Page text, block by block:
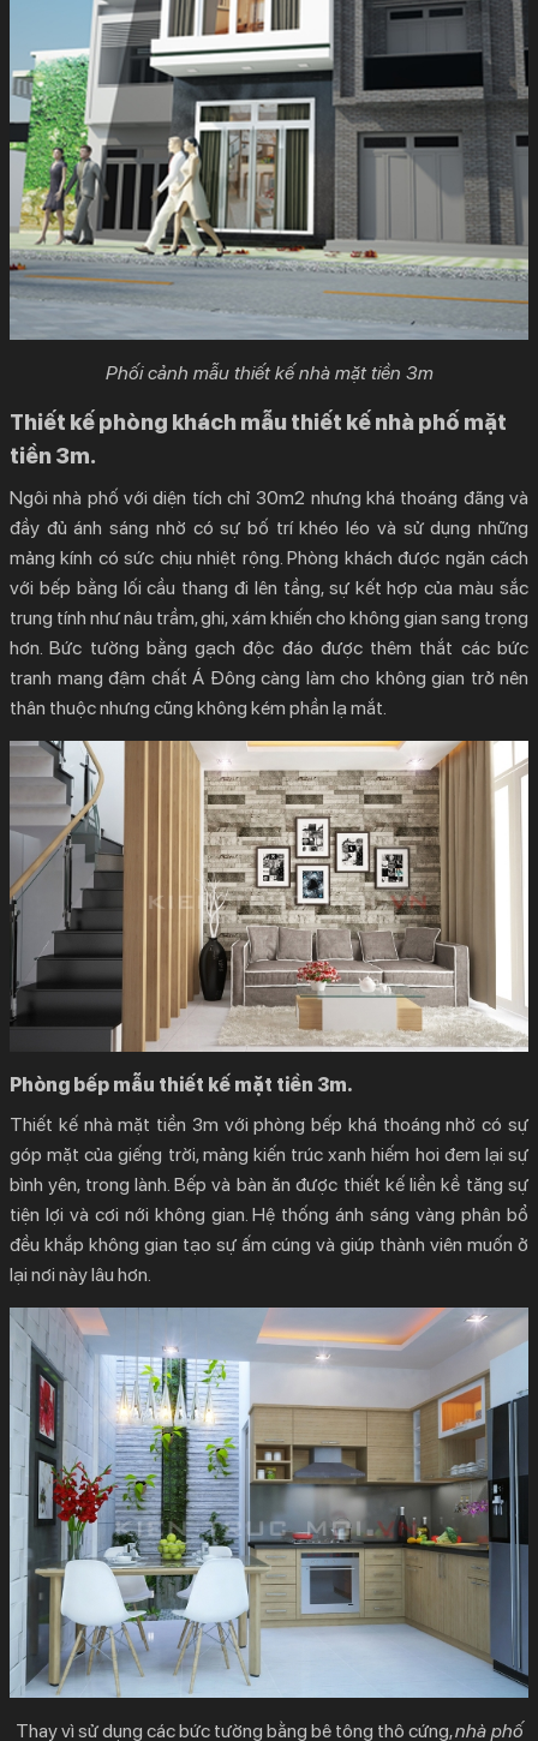
Phối cảnh mẫu thiết kế nhà mặt tiền 3m
Thiết kế phòng khách mẫu thiết kế nhà phố mặt
tiền 3m.
Ngôi nhà phố với diện tích chỉ 30m2 nhưng khá thoáng đãng và
đầy đủ ánh sáng nhờ có sự bố trí khéo léo và sử dụng những
mảng kính có sức chịu nhiệt rộng. Phòng khách được ngăn cách
với bếp bằng lối cầu thang đi lên tầng, sự kết hợp của màu sắc
trung tính như nâu trầm, ghi, xám khiến cho không gian sang trọng
hơn. Bức tường bằng gạch độc đáo được thêm thắt các bức
tranh mang đậm chất Á Đông càng làm cho không gian trở nên
thân thuộc nhưng cũng không kém phần lạ mắt.
Phòng bếp mẫu thiết kế mặt tiền 3m.
Thiết kế nhà mặt tiền 3m với phòng bếp khá thoáng nhờ có sự
góp mặt của giếng trời, mảng kiến trúc xanh hiếm hoi đem lại sự
bình yên, trong lành. Bếp và bàn ăn được thiết kế liền kề tăng sự
tiện lợi và cơi nới không gian. Hệ thống ánh sáng vàng phân bổ
đều khắp không gian tạo sự ấm cúng và giúp thành viên muốn ở
lại nơi này lâu hơn.
Thay vì sử dụng các bức tường bằng bê tông thô cứng,nhà phố